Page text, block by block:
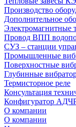
Производство
Дополнительное
Электромагнитные
Провод ВПП
СУЗ – станции
Промышленные
Поверхностные
Глубинные
Термисторное реле
Консультация
Конфигуратор
О компании
О компании